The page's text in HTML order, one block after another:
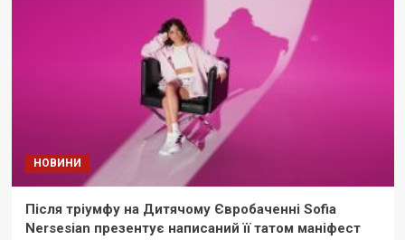
НОВИНИ
Після тріумфу на Дитячому Євробаченні Sofia
Nersesian презентує написаний її татом маніфест